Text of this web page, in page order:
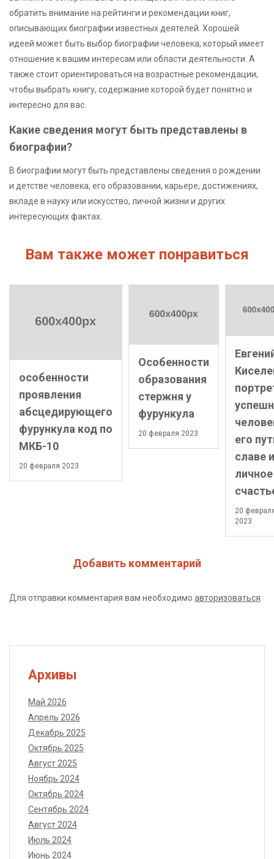
обратить внимание на рейтинги и рекомендации книг,
описывающих биографии известных деятелей. Хорошей
идеей может быть выбор биографии человека, который имеет
отношение к вашим интересам или области деятельности. А
также стоит ориентироваться на возрастные рекомендации,
чтобы выбрать книгу, содержание которой будет понятно и
интересно для вас.
Какие сведения могут быть представлены в
биографии?
В биографии могут быть представлены сведения о рождении
и детстве человека, его образовании, карьере, достижениях,
вкладе в науку или искусство, личной жизни и других
интересующих фактах.
Вам также может понравиться
особенности
проявления
абсцедирующего
фурункула код по
МКБ-10
20 февраля 2023
Особенности
образования
стержня у
фурункула
20 февраля 2023
его
славе и
личное
20
2023
Добавить комментарий
Для отправки комментария вам необходимо авторизоваться
Архивы
Май 2026
Апрель 2026
Декабрь 2025
Октябрь 2025
Август 2025
Ноябрь 2024
Октябрь 2024
Сентябрь 2024
Август 2024
Июль 2024
Июнь 2024